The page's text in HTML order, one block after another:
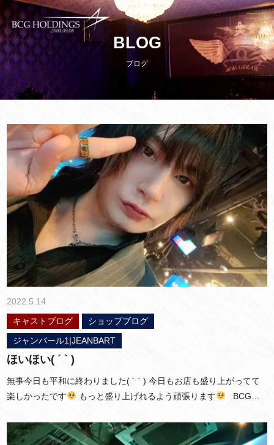
MENU
BLOG
ブログ
2022.5.14
キャストブログ
ショップブログ
ジャンバール1|JEANBART
ほいほい( ´ ` )
無事今日も平和に終わりました( ´ ` ) 今日もお店も盛り上がってて
楽しかったです
もっと盛り上げれるよう頑張ります BCG…